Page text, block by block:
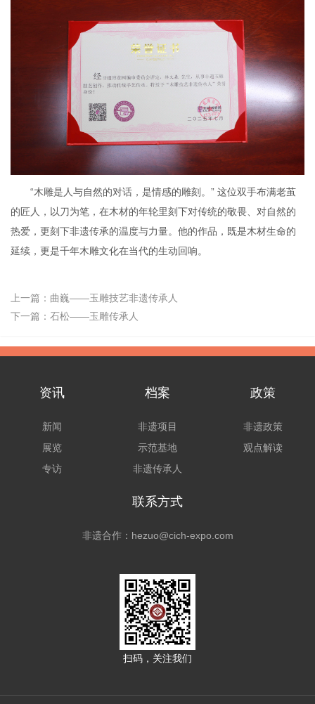
“木雕是人与自然的对话，是情感的雕刻。” 这位双手布满老茧
的匠人，以刀为笔，在木材的年轮里刻下对传统的敬畏、对自然的
热爱，更刻下非遗传承的温度与力量。他的作品，既是木材生命的
延续，更是千年木雕文化在当代的生动回响。
上一篇： 曲巍——玉雕技艺非遗传承人
下一篇： 石松——玉雕传承人
资讯
新闻
展览
专访
档案
非遗项目
示范基地
非遗传承人
政策
非遗政策
观点解读
联系方式
非遗合作：hezuo@cich-expo.com
扫码，关注我们